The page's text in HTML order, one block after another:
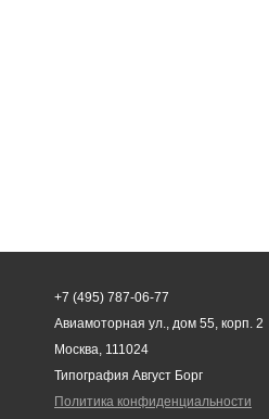
+7 (495) 787-06-77
Авиамоторная ул., дом 55, корп. 2
Москва, 111024
Типография Август Борг
Политика конфиденциальности